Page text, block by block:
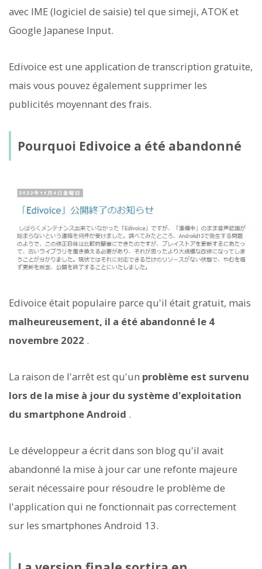
avec IME (logiciel de saisie) tel que simeji, ATOK et
Google Japanese Input.
Edivoice est une application de transcription gratuite,
mais vous pouvez également supprimer les
publicités moyennant des frais.
Pourquoi Edivoice a été abandonné
Edivoice était populaire parce qu'il était gratuit, mais
malheureusement, il a été abandonné le 4
novembre 2022 .
La raison de l'arrêt est qu'un problème est survenu
lors de la mise à jour du système d'exploitation
du smartphone Android .
Le développeur a écrit dans son blog qu'il avait
abandonné la mise à jour car une refonte majeure
serait nécessaire pour résoudre le problème de
l'application qui ne fonctionnait pas correctement
sur les smartphones Android 13.